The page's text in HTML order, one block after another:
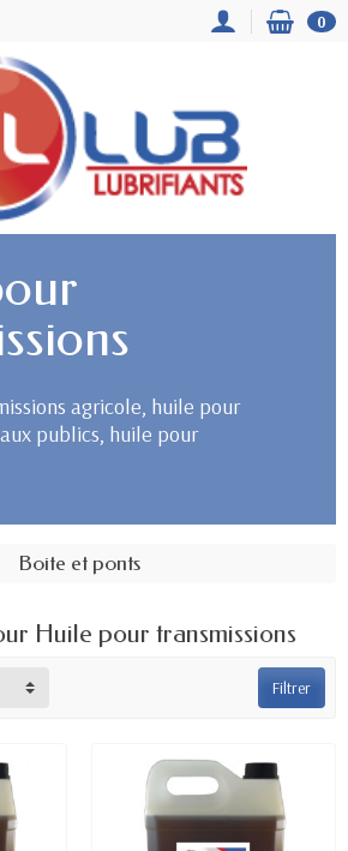
0
agricole, huile pour
publics, huile pour
Boite et ponts
Huile pour transmissions
Filtrer